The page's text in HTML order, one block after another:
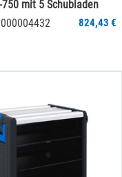
mit 5 Schubladen
824,43 €